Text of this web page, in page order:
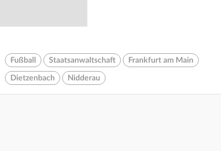
Fußball Staatsanwaltschaft Frankfurt am Main
Dietzenbach Nidderau